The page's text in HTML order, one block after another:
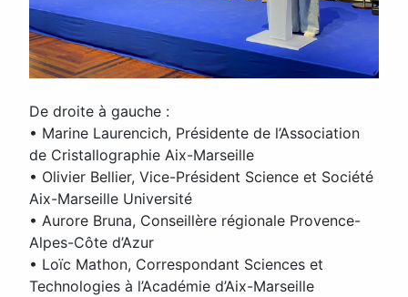
De droite à gauche :
• Marine Laurencich, Présidente de l’Association
de Cristallographie Aix-Marseille
• Olivier Bellier, Vice-Président Science et Société
Aix-Marseille Université
• Aurore Bruna, Conseillère régionale Provence-
Alpes-Côte d’Azur
• Loïc Mathon, Correspondant Sciences et
Technologies à l’Académie d’Aix-Marseille